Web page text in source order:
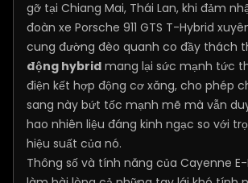
gỡ tại Chiang Mai, Thái Lan, khi đảm
đoàn xe Porsche 911 GTS T-Hybrid
cung đường đèo quanh co đầy thách
động hybrid mang lại sức mạnh tức
điện kết hợp động cơ xăng, cho phép
sang này bứt tốc mạnh mẽ mà vẫn
hao nhiên liệu đáng kinh ngạc so với
hiệu suất của nó.
Thông số và tính năng của Cayenne